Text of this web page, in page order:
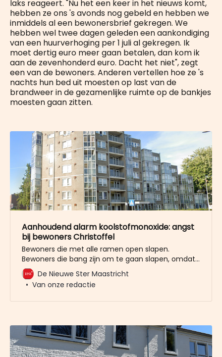
laks reageert. "Nu het een keer in het nieuws komt,
hebben ze ons 's avonds nog gebeld en hebben we
inmiddels al een bewonersbrief gekregen. We
hebben wel twee dagen geleden een aankondiging
van een huurverhoging per 1 juli al gekregen. Ik
moet dertig euro meer gaan betalen, dan kom ik
aan de zevenhonderd euro. Dacht het niet", zegt
een van de bewoners. Anderen vertellen hoe ze 's
nachts hun bed uit moesten op last van de
brandweer in de gezamenlijke ruimte op de bankjes
moesten gaan zitten.
Aanhoudend alarm koolstofmonoxide: angst
bij bewoners Christoffel
Bewoners die met alle ramen open slapen.
Bewoners die bang zijn om te gaan slapen, omdat
ze zich afvragen of ze nog wel wakker worden.
Bewoners die ’s nachts hun bed uit moeten. In de
Christoffel-flat aan de Clavecymbelstraat in
De Nieuwe Ster Maastricht
Van onze redactie